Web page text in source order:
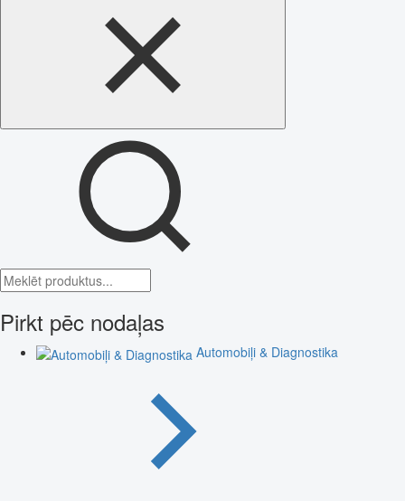
Pirkt pēc nodaļas
Automobiļi & Diagnostika